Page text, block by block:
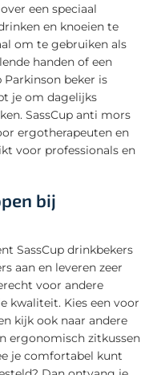
een speciaal
en knoeien te
om te gebruiken als
handen of een
beker is
je om dagelijks
SassCup anti mors
ergotherapeuten en
voor professionals en
bij
SassCup drinkbekers
aan en leveren zeer
voor andere
kwaliteit. Kies een voor
kijk ook naar andere
ergonomisch zitkussen
je comfortabel kunt